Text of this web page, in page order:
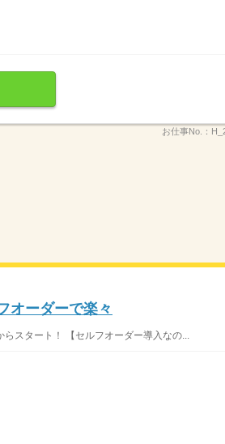
お仕事No.：
オーダーで楽々
スタート！ 【セルフオーダー導入なの...